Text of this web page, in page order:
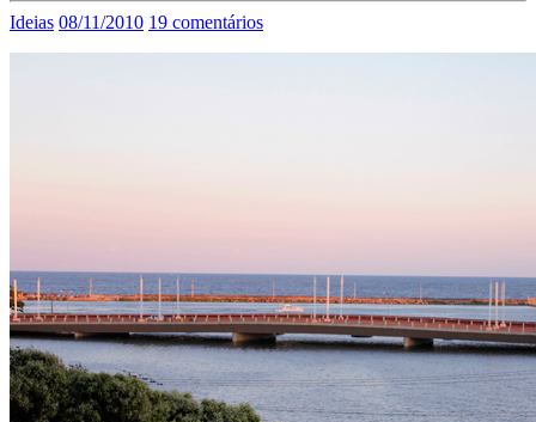
Ideias 08/11/2010 19 comentários